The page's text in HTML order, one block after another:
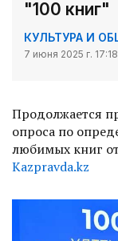
"100 книг"
КУЛЬТУРА И
7 июня 2025 г. 17:18
Продолжается
опроса по
любимых книг
Kazpravda.kz